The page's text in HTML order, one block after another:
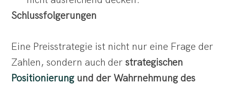
Schlussfolgerungen
Eine Preisstrategie ist nicht nur eine Frage der
Zahlen, sondern auch derstrategischen
Positionierungund der Wahrnehmung des